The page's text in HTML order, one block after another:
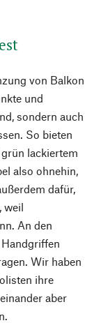
von Balkon
und
sondern auch
So bieten
lackiertem
also ohnehin,
dafür,
weil
An den
Wir haben
ihre
aber